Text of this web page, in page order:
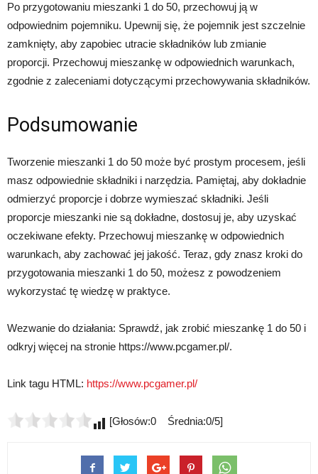
Po przygotowaniu mieszanki 1 do 50, przechowuj ją w
odpowiednim pojemniku. Upewnij się, że pojemnik jest szczelnie
zamknięty, aby zapobiec utracie składników lub zmianie
proporcji. Przechowuj mieszankę w odpowiednich warunkach,
zgodnie z zaleceniami dotyczącymi przechowywania składników.
Podsumowanie
Tworzenie mieszanki 1 do 50 może być prostym procesem, jeśli
masz odpowiednie składniki i narzędzia. Pamiętaj, aby dokładnie
odmierzyć proporcje i dobrze wymieszać składniki. Jeśli
proporcje mieszanki nie są dokładne, dostosuj je, aby uzyskać
oczekiwane efekty. Przechowuj mieszankę w odpowiednich
warunkach, aby zachować jej jakość. Teraz, gdy znasz kroki do
przygotowania mieszanki 1 do 50, możesz z powodzeniem
wykorzystać tę wiedzę w praktyce.
Wezwanie do działania: Sprawdź, jak zrobić mieszankę 1 do 50 i
odkryj więcej na stronie https://www.pcgamer.pl/.
Link tagu HTML: https://www.pcgamer.pl/
[Głosów:0 Średnia:0/5]